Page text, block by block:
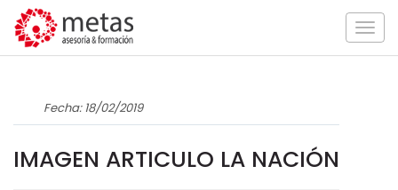
Fecha: 18/02/2019
IMAGEN ARTICULO LA NACIÓN